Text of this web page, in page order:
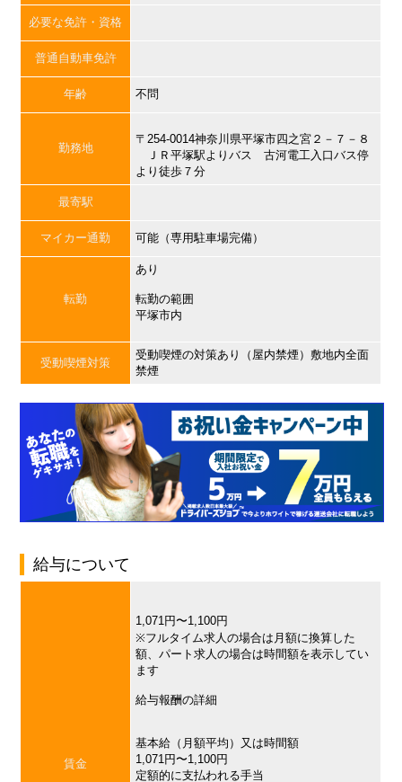
必要な免許・資格
普通自動車免許
年齢 不問
勤務地
〒254-0014神奈川県平塚市四之宮２－７－８
ＪＲ平塚駅よりバス 古河電工入口バス停
より徒歩７分
最寄駅
マイカー通勤 可能（専用駐車場完備）
転勤
あり
転勤の範囲
平塚市内
受動喫煙対策
受動喫煙の対策あり（屋内禁煙）敷地内全面
禁煙
給与について
賃金
1,071円〜1,100円
※フルタイム求人の場合は月額に換算した
額、パート求人の場合は時間額を表示してい
ます
給与報酬の詳細
基本給（月額平均）又は時間額
1,071円〜1,100円
定額的に支払われる手当